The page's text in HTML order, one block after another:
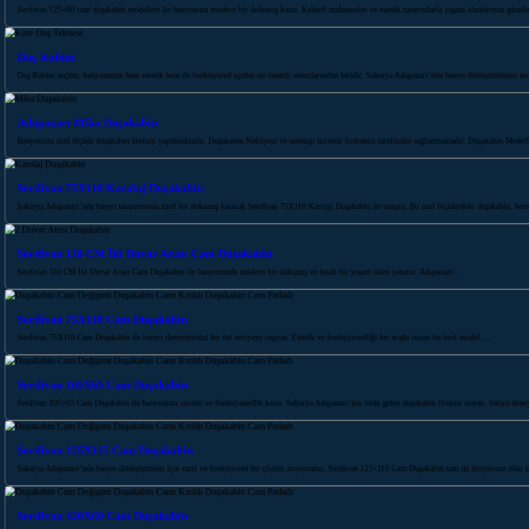
Serdivan 125×60 cam duşakabin modelleri ile banyonuza modern bir dokunuş katın. Kaliteli malzemeler ve estetik tasarımlarla yaşam alanlarınızı
Duş Kabini
Duş Kabini seçimi, banyonuzun hem estetik hem de fonksiyonel açıdan en önemli unsurlarından biridir. Sakarya Adapazarı’nda banyo dönüşümünüze
Adapazarı Mika Duşakabin
Banyonuza özel ölçüde duşakabin üretimi yapılmaktadır. Duşakabin Nakliyesi ve montajı ücretsiz firmamız tarafından sağlanmaktadır. Duşakabin
Serdivan 75X110 Karolaj Duşakabin
Sakarya Adapazarı’nda banyo tasarımınıza zarif bir dokunuş katacak Serdivan 75X110 Karolaj Duşakabin ile tanışın. Bu özel ölçülerdeki duşakabin,
Serdivan 110 CM İki Duvar Arası Cam Duşakabin
Serdivan 110 CM İki Duvar Arası Cam Duşakabin ile banyonuzda modern bir dokunuş ve ferah bir yaşam alanı yaratın. Adapazarı…
Serdivan 75X110 Cam Duşakabin
Serdivan 75X110 Cam Duşakabin ile banyo deneyiminizi bir üst seviyeye taşıyın. Estetik ve fonksiyonelliği bir arada sunan bu özel model,…
Serdivan 105X65 Cam Duşakabin
Serdivan 105×65 Cam Duşakabin ile banyonuza zarafet ve fonksiyonellik katın. Sakarya Adapazarı’nın önde gelen duşakabin firması olarak, banyo
Serdivan 125X115 Cam Duşakabin
Sakarya Adapazarı’nda banyo dönüşümünüz için zarif ve fonksiyonel bir çözüm arıyorsanız, Serdivan 125×115 Cam Duşakabin tam da ihtiyacınız olan
Serdivan 120X60 Cam Duşakabin